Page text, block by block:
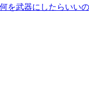
を武器にしたらいい